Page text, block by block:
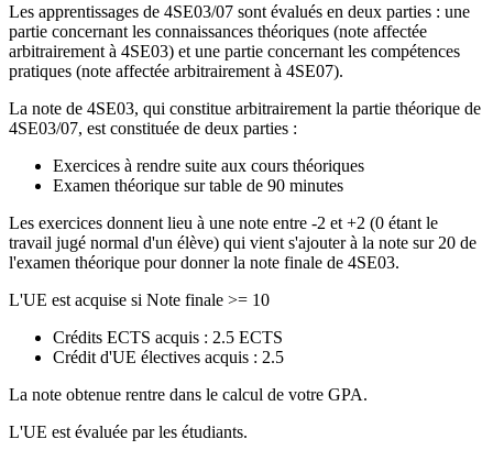
Les apprentissages de 4SE03/07 sont évalués en deux parties : une
partie concernant les connaissances théoriques (note affectée
arbitrairement à 4SE03) et une partie concernant les compétences
pratiques (note affectée arbitrairement à 4SE07).
La note de 4SE03, qui constitue arbitrairement la partie théorique de
4SE03/07, est constituée de deux parties :
Exercices à rendre suite aux cours théoriques
Examen théorique sur table de 90 minutes
Les exercices donnent lieu à une note entre -2 et +2 (0 étant le
travail jugé normal d'un élève) qui vient s'ajouter à la note sur 20 de
l'examen théorique pour donner la note finale de 4SE03.
L'UE est acquise si Note finale >= 10
Crédits ECTS acquis : 2.5 ECTS
Crédit d'UE électives acquis : 2.5
La note obtenue rentre dans le calcul de votre GPA.
L'UE est évaluée par les étudiants.